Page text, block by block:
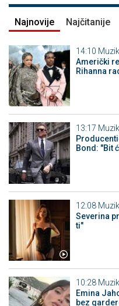
Najnovije Najčitanije
14:10
Američki
Rihanna
13:17
Bond: "Bit
12:08
Severina
ti"
10:28
Emina
bez